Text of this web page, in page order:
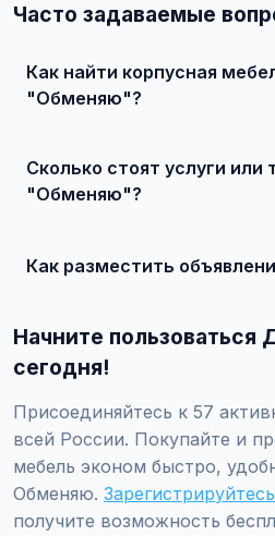
Часто задаваемые
Как найти корпусная
"Обменяю"?
и договоритесь о сделке.
Сколько стоят услуги или
"Обменяю"?
Как разместить
Корпусная мебель эконом /
и опубликуйте. Первые
Начните пользоваться
сегодня!
Присоединяйтесь к 57
всей России. Покупайте и
мебель эконом быстро,
Обменяю. Зарегистрируйтесь
получите возможность